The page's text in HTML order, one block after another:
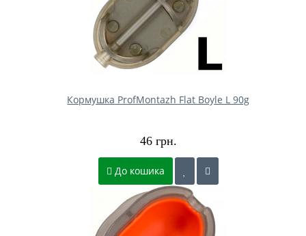
Кормушка ProfMontazh Flat Boyle L 90g
46 грн.
До кошика